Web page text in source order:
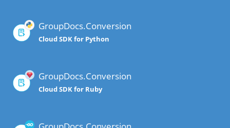
GroupDocs.Conversion
Cloud SDK for Python
GroupDocs.Conversion
Cloud SDK for Ruby